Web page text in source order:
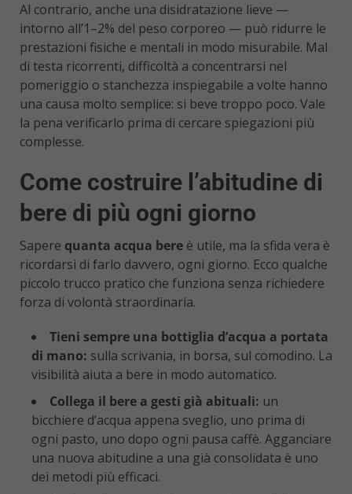
Al contrario, anche una disidratazione lieve —
intorno all’1–2% del peso corporeo — può ridurre le
prestazioni fisiche e mentali in modo misurabile. Mal
di testa ricorrenti, difficoltà a concentrarsi nel
pomeriggio o stanchezza inspiegabile a volte hanno
una causa molto semplice: si beve troppo poco. Vale
la pena verificarlo prima di cercare spiegazioni più
complesse.
Come costruire l’abitudine di
bere di più ogni giorno
Sapere quanta acqua bere è utile, ma la sfida vera è
ricordarsi di farlo davvero, ogni giorno. Ecco qualche
piccolo trucco pratico che funziona senza richiedere
forza di volontà straordinaria.
Tieni sempre una bottiglia d’acqua a portata
di mano: sulla scrivania, in borsa, sul comodino. La
visibilità aiuta a bere in modo automatico.
Collega il bere a gesti già abituali: un
bicchiere d’acqua appena sveglio, uno prima di
ogni pasto, uno dopo ogni pausa caffè. Agganciare
una nuova abitudine a una già consolidata è uno
dei metodi più efficaci.